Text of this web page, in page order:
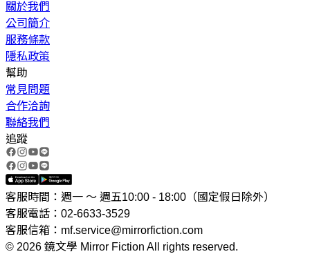
關於我們
公司簡介
服務條款
隱私政策
幫助
常見問題
合作洽詢
聯絡我們
追蹤
客服時間：週一 ～ 週五10:00 - 18:00（國定假日除外）
客服電話：02-6633-3529
客服信箱：mf.service@mirrorfiction.com
© 2026 鏡文學 Mirror Fiction All rights reserved.